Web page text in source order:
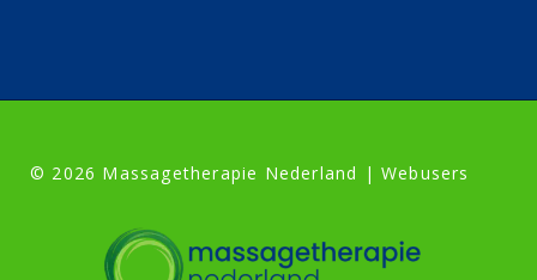
© 2026 Massagetherapie Nederland | Webusers